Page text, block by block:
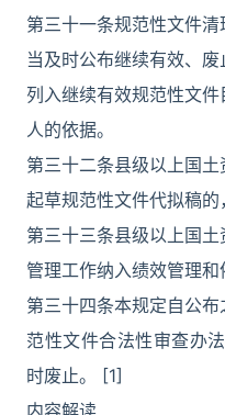
第三十一条规范性文件
当及时公布继续有效、
列入继续有效规范性文
人的依据。
第三十二条县级以上国
起草规范性文件代拟稿的
第三十三条县级以上国
管理工作纳入绩效管理和
第三十四条本规定自公
范性文件合法性审查办
时废止。 [1]
内容解读